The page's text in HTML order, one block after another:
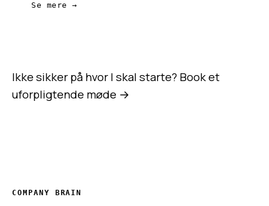
Se mere →
Ikke sikker på hvor I skal starte? Book et
uforpligtende møde →
COMPANY BRAIN